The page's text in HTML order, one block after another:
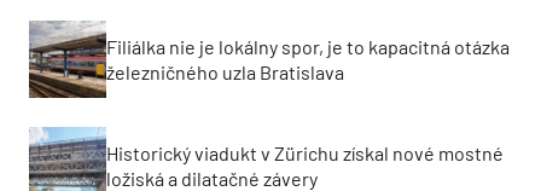
Filiálka nie je lokálny spor, je to kapacitná otázka
železničného uzla Bratislava
Historický viadukt v Zürichu získal nové mostné
ložiská a dilatačné závery